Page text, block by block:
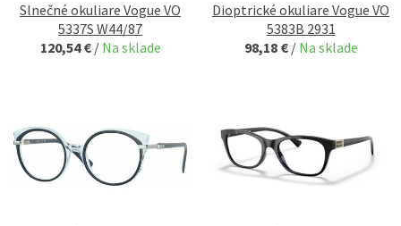
Slnečné okuliare Vogue VO
5337S W44/87
120,54 € / Na sklade
Dioptrické okuliare Vogue VO
5383B 2931
98,18 € / Na sklade